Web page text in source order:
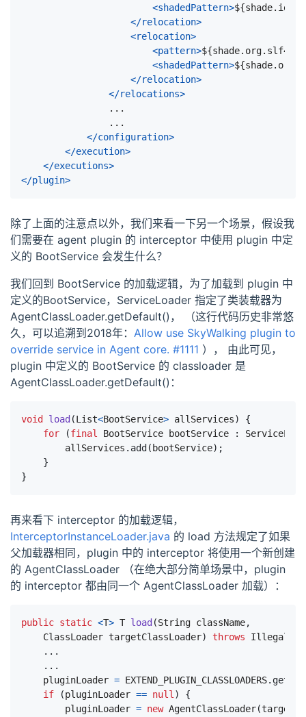
<shadedPattern>
</relocation>
<relocation>
<pattern>
<shadedPattern>
</relocation>
</relocations>
</configuration>
</execution>
</executions>
</plugin>
除了上面的注意点以外，我们来看一下另一个场景，假设我
们需要在 agent plugin 的 interceptor 中使用 plugin 中定
义的 BootService 会发生什么？
我们回到 BootService 的加载逻辑，为了加载到 plugin 中
定义的BootService，ServiceLoader 指定了类装载器为
AgentClassLoader.getDefault()， （这行代码历史非常悠
久，可以追溯到2018年： Allow use SkyWalking plugin to
override service in Agent core. #1111 ）， 由此可见，
plugin 中定义的 BootService 的 classloader 是
AgentClassLoader.getDefault()：
void load (List<BootService> allServices)
{
for
(final BootService bootService :
allServices . add ( bootService);
}
}
再来看下 interceptor 的加载逻辑，
InterceptorInstanceLoader.java 的 load 方法规定了如果
父加载器相同，plugin 中的 interceptor 将使用一个新创建
的 AgentClassLoader （在绝大部分简单场景中，plugin
的 interceptor 都由同一个 AgentClassLoader 加载）：
public static <T> T load (String className,
ClassLoader targetClassLoader) throws
...
...
pluginLoader = EXTEND_PLUGIN_CLASSLOADERS. get
if
(pluginLoader == null)
{
pluginLoader = new AgentClassLoader(